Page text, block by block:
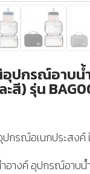
ส่อุปกรณ์อาบ
ะสี) รุ่น
ปกรณ์อเนกประสงค์
ำอางค์ อุปกรณ์อาบ